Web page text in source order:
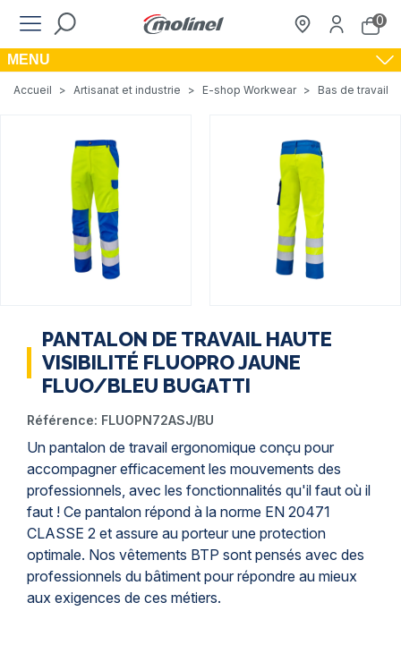
0
MENU
Accueil > Artisanat et industrie > E-shop Workwear > Bas de travail
PANTALON DE TRAVAIL HAUTE
VISIBILITÉ FLUOPRO JAUNE
FLUO/BLEU BUGATTI
Référence: FLUOPN72ASJ/BU
Un pantalon de travail ergonomique conçu pour
accompagner efficacement les mouvements des
professionnels, avec les fonctionnalités qu'il faut où il
faut ! Ce pantalon répond à la norme EN 20471
CLASSE 2 et assure au porteur une protection
optimale. Nos vêtements BTP sont pensés avec des
professionnels du bâtiment pour répondre au mieux
aux exigences de ces métiers.